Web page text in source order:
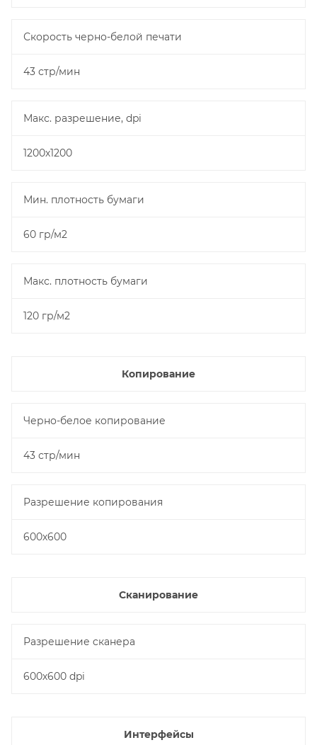
Скорость черно-белой печати
43 стр/мин
Макс. разрешение, dpi
1200х1200
Мин. плотность бумаги
60 гр/м2
Макс. плотность бумаги
120 гр/м2
Копирование
Черно-белое копирование
43 стр/мин
Разрешение копирования
600х600
Сканирование
Разрешение cканера
600х600 dpi
Интерфейсы